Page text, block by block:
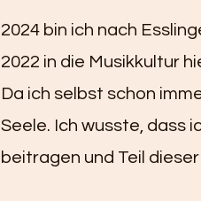
2024 bin ich nach
2022 in die Musikkultur
Da ich selbst schon
Seele. Ich wusste, dass
beitragen und Teil